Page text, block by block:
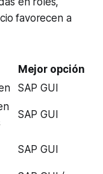
favorecen a
Mejor opción
SAP GUI
SAP GUI
SAP GUI